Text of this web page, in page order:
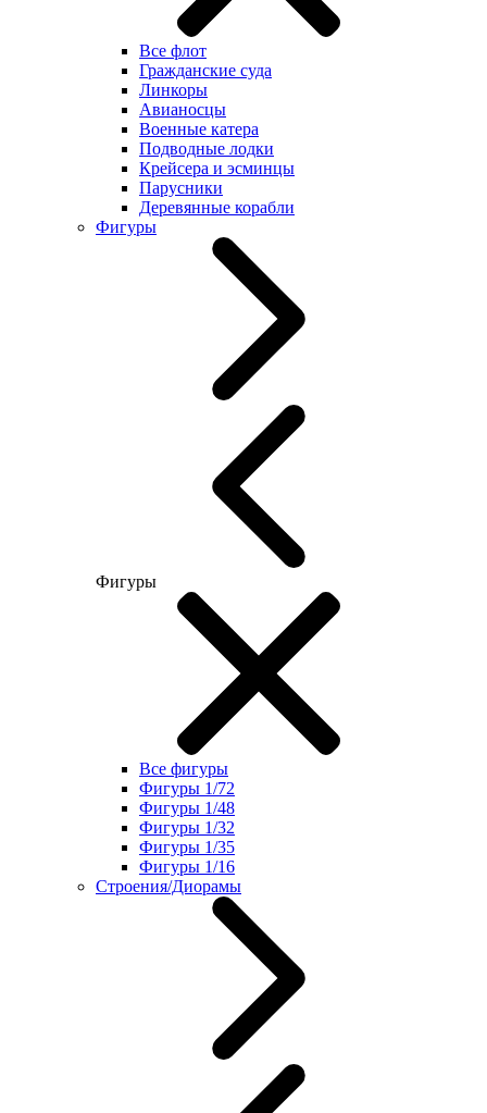
Все флот
Гражданские суда
Линкоры
Авианосцы
Военные катера
Подводные лодки
Крейсера и эсминцы
Парусники
Деревянные корабли
Фигуры
Фигуры
Все фигуры
Фигуры 1/72
Фигуры 1/48
Фигуры 1/32
Фигуры 1/35
Фигуры 1/16
Строения/Диорамы